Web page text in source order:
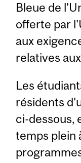
Bleue de
offerte par
aux
relatives
Les
résidents
ci-dessous,
temps plein